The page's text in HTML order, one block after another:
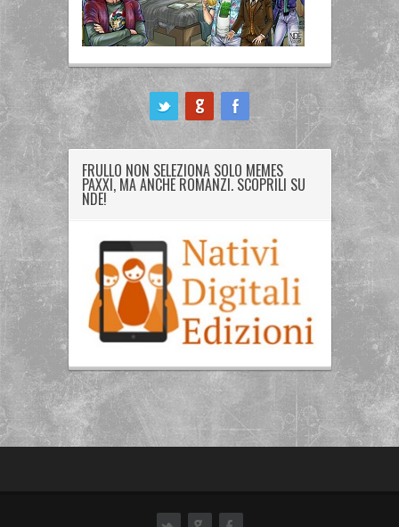
FRULLO NON SELEZIONA SOLO MEMES
PAXXI, MA ANCHE ROMANZI. SCOPRILI SU
NDE!